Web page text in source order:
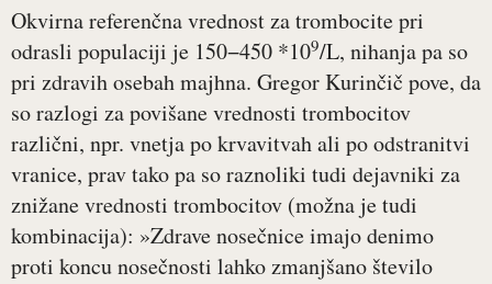
Okvirna referenčna vrednost za trombocite pri
odrasli populaciji je 150−450 *109/L, nihanja pa so
pri zdravih osebah majhna. Gregor Kurinčič pove, da
so razlogi za povišane vrednosti trombocitov
različni, npr. vnetja po krvavitvah ali po odstranitvi
vranice, prav tako pa so raznoliki tudi dejavniki za
znižane vrednosti trombocitov (možna je tudi
kombinacija): »Zdrave nosečnice imajo denimo
proti koncu nosečnosti lahko zmanjšano število